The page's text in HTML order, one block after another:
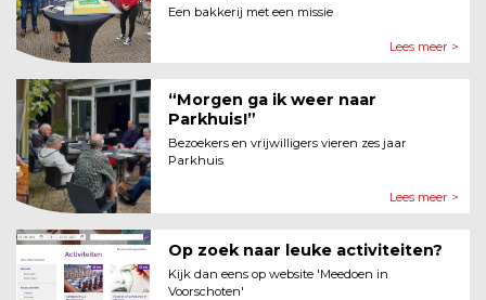
Een bakkerij met een missie
Lees meer >
“Morgen ga ik weer naar
Parkhuis!”
Bezoekers en vrijwilligers vieren zes jaar
Parkhuis
Lees meer >
Op zoek naar leuke activiteiten?
Kijk dan eens op website 'Meedoen in
Voorschoten'